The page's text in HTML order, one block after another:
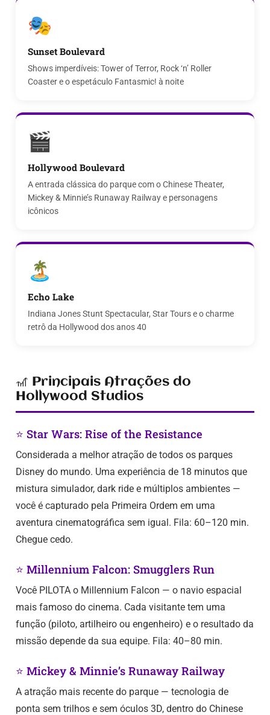
🎭
Sunset Boulevard
Shows imperdíveis: Tower of Terror, Rock ‘n’ Roller
Coaster e o espetáculo Fantasmic! à noite
🎬
Hollywood Boulevard
A entrada clássica do parque com o Chinese Theater,
Mickey & Minnie’s Runaway Railway e personagens
icônicos
🏝️
Echo Lake
Indiana Jones Stunt Spectacular, Star Tours e o charme
retrô da Hollywood dos anos 40
🎢 Principais Atrações do
Hollywood Studios
⭐ Star Wars: Rise of the Resistance
Considerada a melhor atração de todos os parques
Disney do mundo. Uma experiência de 18 minutos que
mistura simulador, dark ride e múltiplos ambientes —
você é capturado pela Primeira Ordem em uma
aventura cinematográfica sem igual. Fila: 60–120 min.
Chegue cedo.
⭐ Millennium Falcon: Smugglers Run
Você PILOTA o Millennium Falcon — o navio espacial
mais famoso do cinema. Cada visitante tem uma
função (piloto, artilheiro ou engenheiro) e o resultado da
missão depende da sua equipe. Fila: 40–80 min.
⭐ Mickey & Minnie’s Runaway Railway
A atração mais recente do parque — tecnologia de
ponta sem trilhos e sem óculos 3D, dentro do Chinese